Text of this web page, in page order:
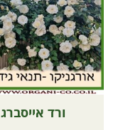
ורד אייסברג